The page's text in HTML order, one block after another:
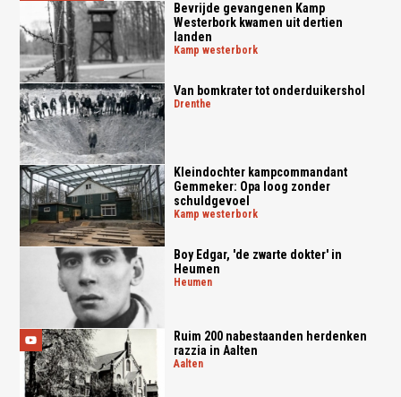
Bevrijde gevangenen Kamp
Westerbork kwamen uit dertien
landen
kamp westerbork
Van bomkrater tot onderduikershol
drenthe
Kleindochter kampcommandant
Gemmeker: Opa loog zonder
schuldgevoel
kamp westerbork
Boy Edgar, 'de zwarte dokter' in
Heumen
heumen
Ruim 200 nabestaanden herdenken
razzia in Aalten
aalten